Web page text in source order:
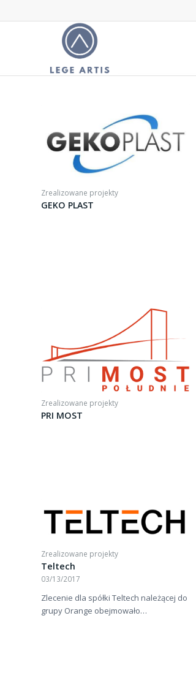
Zrealizowane projekty
GEKO PLAST
Zrealizowane projekty
PRI MOST
Zrealizowane projekty
Teltech
03/13/2017
Zlecenie dla spółki Teltech należącej do
grupy Orange obejmowało…